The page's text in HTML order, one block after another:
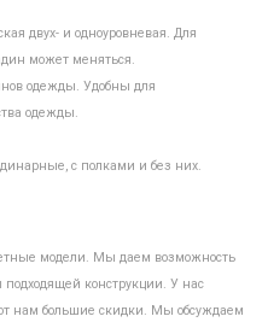
двух- и одноуровневая. Для
может меняться.
одежды. Удобны для
одежды.
с полками и без них.
модели. Мы даем возможность
конструкции. У нас
нам большие скидки. Мы обсуждаем